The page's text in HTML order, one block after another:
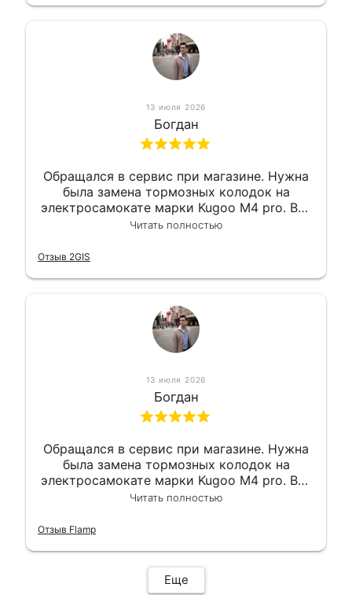
13 июля 2026
Богдан
Обращался в сервис при магазине. Нужна
была замена тормозных колодок на
электросамокате марки Kugoo M4 pro. Всё
сделали в лучшем виде и в максимально
гарантии, поэтому и обратился в этот
Читать полностью
Отзыв 2GIS
13 июля 2026
Богдан
Обращался в сервис при магазине. Нужна
была замена тормозных колодок на
электросамокате марки Kugoo M4 pro. Всё
сделали в лучшем виде и в максимально
гарантии, поэтому и обратился в этот
Читать полностью
Отзыв Flamp
Еще